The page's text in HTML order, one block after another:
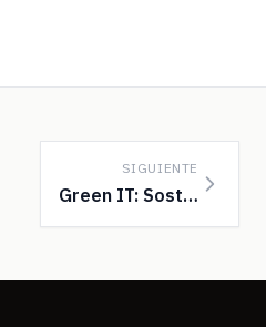
SIGUIENTE
Green IT: Sostenibilidad en la Gestión Document...